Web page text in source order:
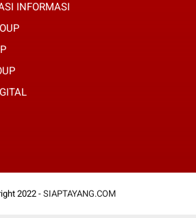
INFORMASI
2022 -SIAPTAYANG.COM